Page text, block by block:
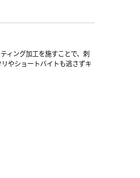
ィング加工を施すことで、刺
やショートバイトも逃さずキ